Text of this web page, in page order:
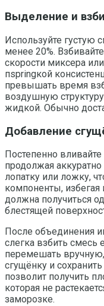
Выделение и
Используйте густую
менее 20%.
скорости миксера
пspringкой
превышать время
воздушную
жидкой. Обычно
Добавление
Постепенно
продолжая
лопатку или ложку,
компоненты, избегая
должна получиться
блестящей
После объединения
слегка взбить смесь
перемешать
сгущёнку и
позволит получить
которая не
заморозке.